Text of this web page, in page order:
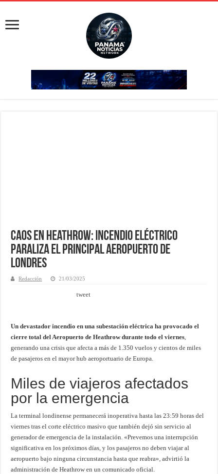
Caos en Heathrow: Incendio Eléctrico
Paraliza el Principal Aeropuerto de
Londres
Redacción 21/03/2025
tweet
Un devastador incendio en una subestación eléctrica ha provocado el
cierre total del Aeropuerto de Heathrow durante todo el viernes,
generando una crisis que afecta a más de 1.350 vuelos y cientos de miles
de pasajeros en el mayor hub aeroportuario de Europa.
Miles de viajeros afectados
por la emergencia
La terminal londinense permanecerá inoperativa hasta las 23:59 horas del
viernes tras el corte eléctrico masivo que también dejó sin servicio al
generador de emergencia de la instalación. «Prevemos una interrupción
significativa en los próximos días, y los pasajeros no deben viajar al
aeropuerto bajo ninguna circunstancia hasta que reabra», advirtió la
administración de Heathrow en un comunicado oficial.